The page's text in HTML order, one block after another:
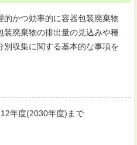
かつ効率的に容器包装廃棄物
装廃棄物の排出量の見込みや種
収集に関する基本的な事項を
年度(2030年度)まで